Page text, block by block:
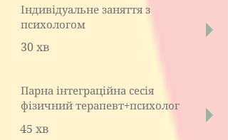
Індивідуальне заняття з
психологом
30 хв
Парна інтеграційна сесія
фізичний терапевт+психолог
45 хв